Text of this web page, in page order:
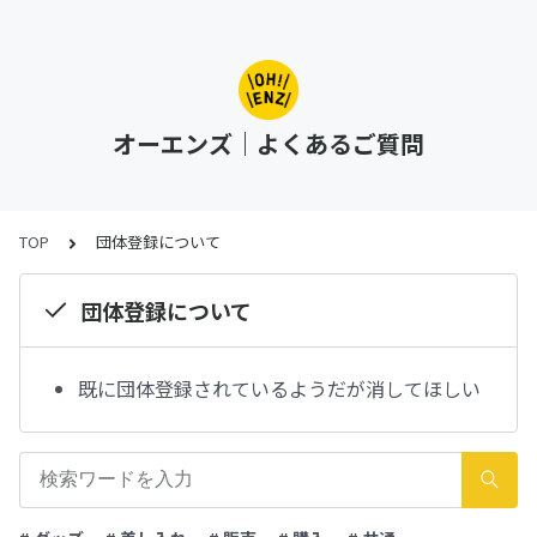
オーエンズ｜よくあるご質問
TOP 団体登録について
団体登録について
既に団体登録されているようだが消してほしい